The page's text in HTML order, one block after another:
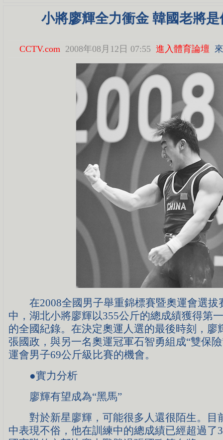
小將廖輝全力衝金 韓國老將
CCTV.com 2008年08月12日 07:55 進入體育論壇
在2008全國男子舉重錦標賽暨奧運會選拔
中，湖北小將廖輝以355公斤的總成績獲得第
的全國紀錄。在決定奧運人選的最後時刻，廖
張國政，與另一名奧運冠軍石智勇組成“雙保
運會男子69公斤級比賽的機會。
●實力分析
廖輝有望成為“黑馬”
對於新星廖輝，可能很多人還很陌生。目
中表現不俗，他在訓練中的總成績已經超過了